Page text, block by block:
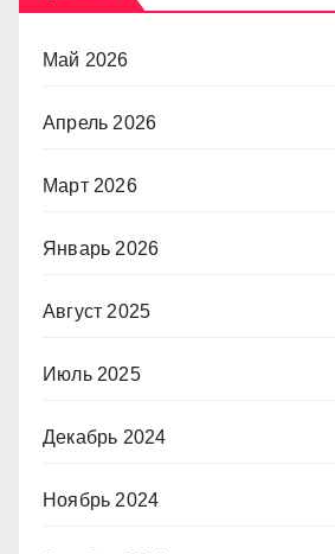
Май 2026
Апрель 2026
Март 2026
Январь 2026
Август 2025
Июль 2025
Декабрь 2024
Ноябрь 2024